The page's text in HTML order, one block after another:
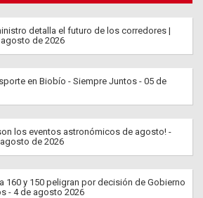
detalla el futuro de los corredores |
de 2026
en Biobío - Siempre Juntos - 05 de
los eventos astronómicos de agosto! -
de 2026
160 y 150 peligran por decisión de Gobierno
- 4 de agosto 2026